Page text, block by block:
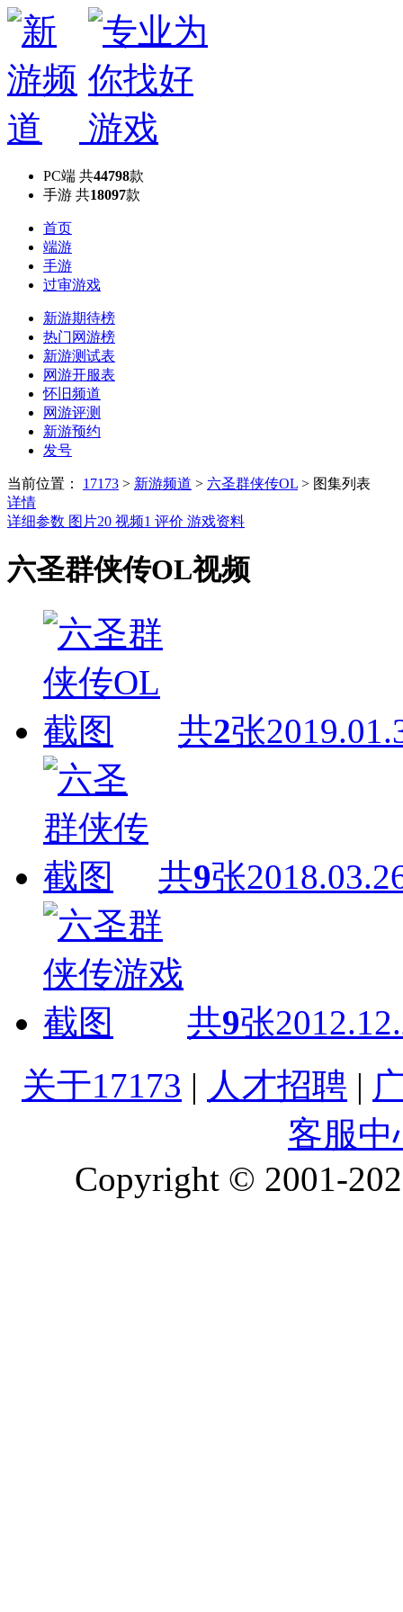
PC端 共44798款
手游 共18097款
首页
端游
手游
过审游戏
新游期待榜
热门网游榜
新游测试表
网游开服表
怀旧频道
网游评测
新游预约
发号
当前位置： 17173 > 新游频道 > 六圣群侠传OL > 图集列表
详情
详细参数 图片20 视频1 评价 游戏资料
六圣群侠传OL视频
共2张
共9张
共9张
关于17173 | 人才招聘 |
客服中
Copyright © 2001-